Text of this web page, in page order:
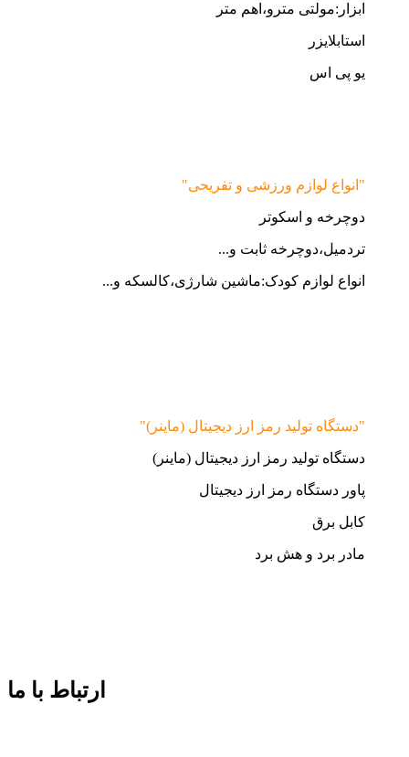
ابزار:مولتی مترو،اهم متر
استابلایزر
یو پی اس
"انواع لوازم ورزشی و تفریحی"
دوچرخه و اسکوتر
تردمیل،دوچرخه ثابت و...
انواع لوازم کودک:ماشین شارژی،کالسکه و...
"دستگاه تولید رمز ارز دیجیتال (ماینر)"
دستگاه تولید رمز ارز دیجیتال (ماینر)
پاور دستگاه رمز ارز دیجیتال
کابل برق
مادر برد و هش برد
ارتباط با ما